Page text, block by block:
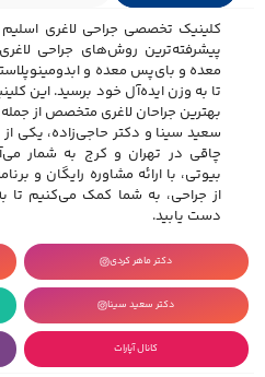
کلینیک تخصصی جراحی لاغری اسلیم
پیشرفته‌ترین روش‌های جراحی
معده و بای‌پس معده و
تا به وزن ایده‌آل خود برسید. این
بهترین جراحان لاغری متخصص از جمله
سعید سینا و دکتر حاجی‌زاده، یکی از
چاقی در تهران و کرج به شمار
بیوتی، با ارائه مشاوره رایگان و
از جراحی، به شما کمک می‌کنیم تا
دست یابید.
دکتر ماهر کردی
دکتر سعید سینا
کانال آپارات